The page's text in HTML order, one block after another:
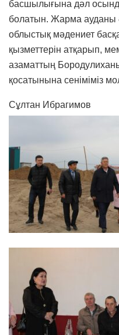
басшылығына дәл
болатын. Жарма ауданы
облыстық мәдениет
қызметтерін атқарып,
азаматтың
қосатынына сеніміміз
Сұлтан Ибрагимов